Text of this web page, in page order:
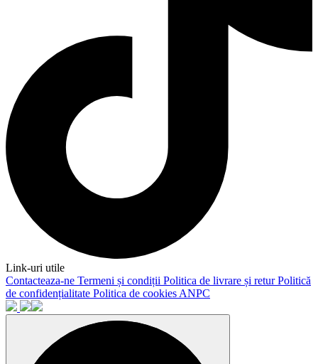
Link-uri utile
Contacteaza-ne Termeni și condiții Politica de livrare și returPolitică
de confidențialitate Politica de cookies ANPC